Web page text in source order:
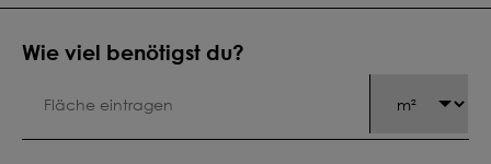
Wie viel benötigst du?